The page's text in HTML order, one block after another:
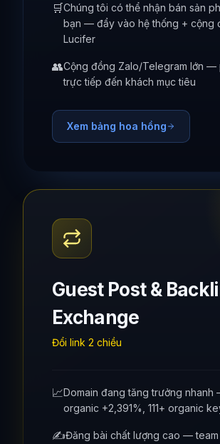
🛒Chúng tôi có thể nhận bán sản
bạn — đẩy vào hệ thống + cộng
Lucifer
👥Cộng đồng Zalo/Telegram lớn —
trực tiếp đến khách mục tiêu
Xem bảng hoa hồng
Guest Post &
Exchange
Đổi link 2 chiều
📈Domain đang tăng trưởng nhanh
organic +2,391%, 111+ organic
✍️Đăng bài chất lượng cao — team